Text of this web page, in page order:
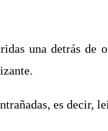
una detrás
es decir,